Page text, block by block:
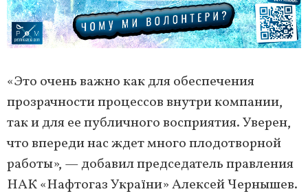
«Это очень важно как для обеспечения
прозрачности процессов внутри компании,
так и для ее публичного восприятия. Уверен,
что впереди нас ждет много плодотворной
работы», — добавил председатель правления
НАК «Нафтогаз України» Алексей Чернышев.